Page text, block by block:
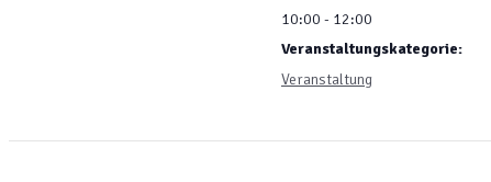
10:00 - 12:00
Veranstaltungskategorie:
Veranstaltung